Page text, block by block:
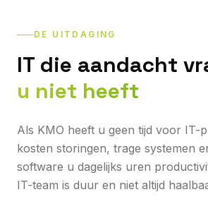
DE UITDAGING
IT die aandacht
u niet heeft
Als KMO heeft u geen tijd voor IT-
kosten storingen, trage systemen
software u dagelijks uren
IT-team is duur en niet altijd